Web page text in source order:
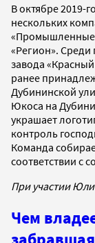
В октябре 2019-
нескольких
«Промышленные
«Регион».
завода
ранее
Дубининской
Юкоса на
украшает
контроль
Команда
соответствии с
При участии
Чем